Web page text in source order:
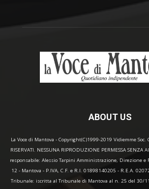
ABOUT US
La Voce di Mantova - Copyright(C)1999-2019 Vidiemme Soc.
RISERVATI. NESSUNA RIPRODUZIONE PERMESSA
responsabile: Alessio Tarpini Amministrazione, Direzione e
12 - Mantova - P.IVA, C.F. e R.I. 01898140205 - R.E.A.
Tribunale: iscritta al Tribunale di Mantova al n. 25 del 30/